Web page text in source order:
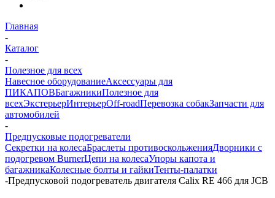
Главная
-
Каталог
-
Полезное для всех
Навесное оборудованиеАксессуары для
ПИКАПОВБагажникиПолезное для
всехЭкстерьерИнтерьерOff-roadПеревозка собакЗапчасти для
автомобилей
-
Предпусковые подогреватели
Секретки на колесаБраслеты противоскольженияДворники с
подогревом BurnerЦепи на колесаУпоры капота и
багажникаКолесные болты и гайкиТенты-палатки
-Предпусковой подогреватель двигателя Calix RE 466 для JCB